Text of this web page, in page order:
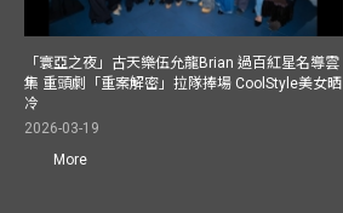
「寰亞之夜」古天樂伍允龍Brian 過百紅星名導雲
集 重頭劇「重案解密」拉隊捧場 CoolStyle美女晒
冷
2026-03-19
More